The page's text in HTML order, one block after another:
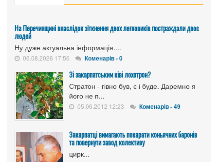
На Перечинщині внаслідок зіткнення двох легковиків постраждали двоє
людей
Ну дуже актуальна інформація....
06.08.2026 17:56 Коменарів - 0
Зі закарпатським ківі лохотрон?
Стратон - гівно був, є і буде. Даремно я
його не п...
05.06.2012 12:23 Коменарів - 49
Закарпатці вимагають покарати коньячних баронів
та повернути завод колективу
цирк...